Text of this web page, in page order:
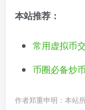
本站推荐：
常用虚拟币
币圈必备炒
作者郑重申明：本站